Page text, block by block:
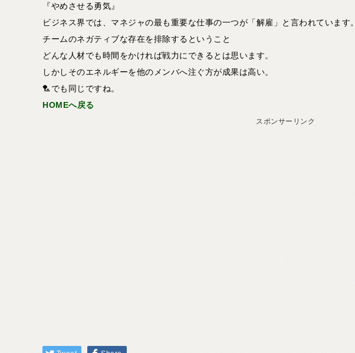
『やめさせる勇気』
ビジネス界では、マネジャの最も重要な仕事の一つが「解雇」と言われています。
チームのネガティブな存在を排除するということ
どんな人材でも時間をかければ戦力にできるとは思います。
しかしそのエネルギーを他のメンバへ注ぐ方が成果は高い。
🏸でも同じですね。
HOMEへ戻る
スポンサーリンク